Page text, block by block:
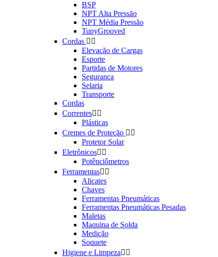
BSP
NPT Alta Pressão
NPT Média Pressão
TupyGrooved
Cordas  
Elevação de Cargas
Esporte
Partidas de Motores
Segurança
Selaria
Transporte
Cordas
Correntes 
Plásticas
Cremes de Proteção  
Protetor Solar
Eletrônicos 
Potênciômetros
Ferramentas 
Alicates
Chaves
Ferramentas Pneumáticas
Ferramentas Pneumáticas Pesadas
Maletas
Maquina de Solda
Medição
Soquete
Higiene e Limpeza 